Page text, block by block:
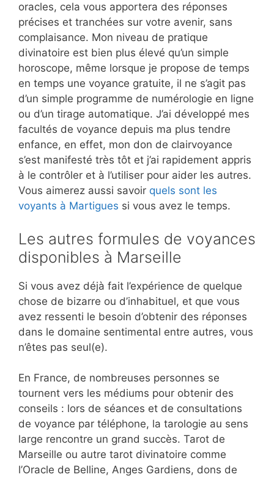
oracles, cela vous apportera des réponses
précises et tranchées sur votre avenir, sans
complaisance. Mon niveau de pratique
divinatoire est bien plus élevé qu’un simple
horoscope, même lorsque je propose de temps
en temps une voyance gratuite, il ne s’agit pas
d’un simple programme de numérologie en ligne
ou d’un tirage automatique. J’ai développé mes
facultés de voyance depuis ma plus tendre
enfance, en effet, mon don de clairvoyance
s’est manifesté très tôt et j’ai rapidement appris
à le contrôler et à l’utiliser pour aider les autres.
Vous aimerez aussi savoir quels sont les
voyants à Martigues si vous avez le temps.
Les autres formules de voyances
disponibles à Marseille
Si vous avez déjà fait l’expérience de quelque
chose de bizarre ou d’inhabituel, et que vous
avez ressenti le besoin d’obtenir des réponses
dans le domaine sentimental entre autres, vous
n’êtes pas seul(e).
En France, de nombreuses personnes se
tournent vers les médiums pour obtenir des
conseils : lors de séances et de consultations
de voyance par téléphone, la tarologie au sens
large rencontre un grand succès. Tarot de
Marseille ou autre tarot divinatoire comme
l’Oracle de Belline, Anges Gardiens, dons de